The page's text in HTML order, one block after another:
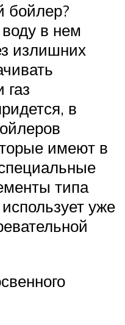
бойлер?
в нем
излишних
газ
в
имеют в
типа
уже